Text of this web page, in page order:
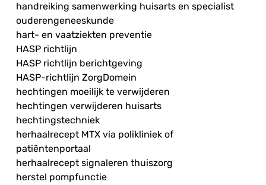
handreiking samenwerking huisarts en specialist
ouderengeneeskunde
hart- en vaatziekten preventie
HASP richtlijn
HASP richtlijn berichtgeving
HASP-richtlijn ZorgDomein
hechtingen moeilijk te verwijderen
hechtingen verwijderen huisarts
hechtingstechniek
herhaalrecept MTX via polikliniek of
patiëntenportaal
herhaalrecept signaleren thuiszorg
herstel pompfunctie